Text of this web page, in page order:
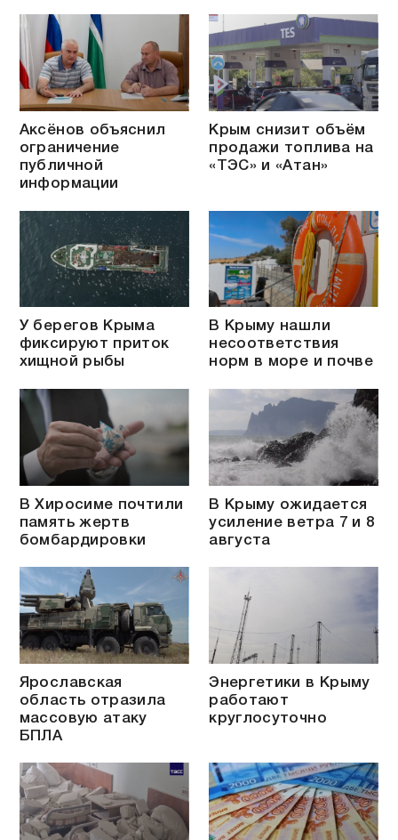
Аксёнов объяснил
ограничение
публичной
информации
Крым снизит объём
продажи топлива на
«ТЭС» и «Атан»
У берегов Крыма
фиксируют приток
хищной рыбы
В Крыму нашли
несоответствия
норм в море и почве
В Хиросиме почтили
память жертв
бомбардировки
В Крыму ожидается
усиление ветра 7 и 8
августа
Ярославская
область отразила
массовую атаку
БПЛА
Энергетики в Крыму
работают
круглосуточно